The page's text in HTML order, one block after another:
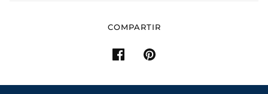
COMPARTIR